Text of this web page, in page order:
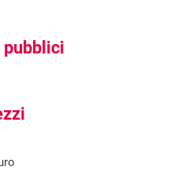
pubblici